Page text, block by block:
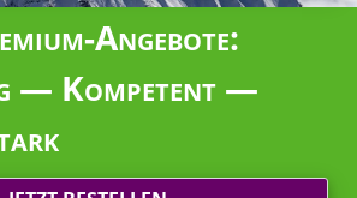
Angebote:
— Kompetent —